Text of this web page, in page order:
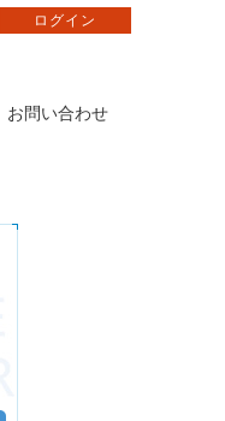
お問い合わせ
ログイン